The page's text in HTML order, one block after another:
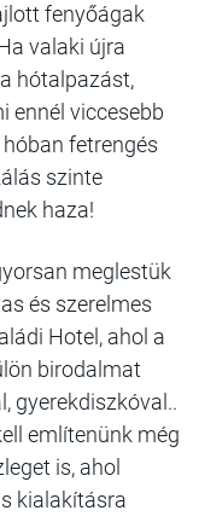
fenyőágak
valaki újra
hótalpazást,
ennél viccesebb
hóban fetrengés
szinte
haza!
meglestük
és szerelmes
Hotel, ahol a
birodalmat
gyerekdiszkóval..
említenünk még
is, ahol
kialakításra